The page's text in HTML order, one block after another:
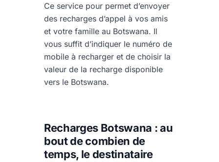
Ce service pour permet d’envoyer
des recharges d’appel à vos amis
et votre famille au Botswana. Il
vous suffit d’indiquer le numéro de
mobile à recharger et de choisir la
valeur de la recharge disponible
vers le Botswana.
Recharges Botswana : au
bout de combien de
temps, le destinataire